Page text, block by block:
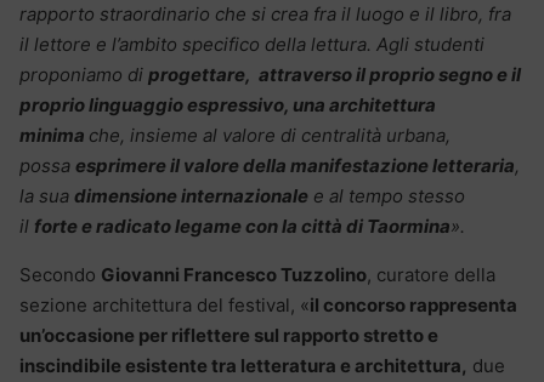
rapporto straordinario che si crea fra il luogo e il libro, fra
il lettore e l’ambito specifico della lettura. Agli studenti
proponiamo di progettare, attraverso il proprio segno e il
proprio linguaggio espressivo, una architettura
minima che, insieme al valore di centralità urbana,
possa esprimere il valore della manifestazione letteraria,
la sua dimensione internazionale e al tempo stesso
il forte e radicato legame con la città di Taormina».
Secondo Giovanni Francesco Tuzzolino, curatore della
sezione architettura del festival, «il concorso rappresenta
un’occasione per riflettere sul rapporto stretto e
inscindibile esistente tra letteratura e architettura, due